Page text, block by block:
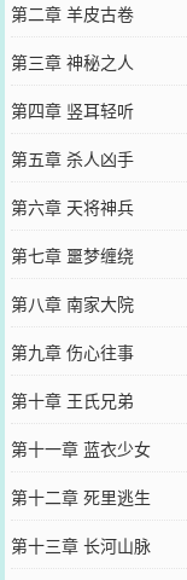
第二章 羊皮古卷
第三章 神秘之人
第四章 竖耳轻听
第五章 杀人凶手
第六章 天将神兵
第七章 噩梦缠绕
第八章 南家大院
第九章 伤心往事
第十章 王氏兄弟
第十一章 蓝衣少女
第十二章 死里逃生
第十三章 长河山脉